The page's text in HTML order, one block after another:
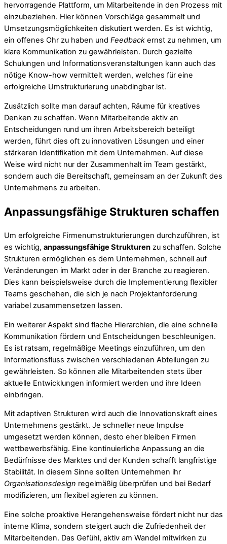
hervorragende Plattform, um Mitarbeitende in den Prozess mit
einzubeziehen. Hier können Vorschläge gesammelt und
Umsetzungsmöglichkeiten diskutiert werden. Es ist wichtig,
ein offenes Ohr zu haben und Feedback ernst zu nehmen, um
klare Kommunikation zu gewährleisten. Durch gezielte
Schulungen und Informationsveranstaltungen kann auch das
nötige Know-how vermittelt werden, welches für eine
erfolgreiche Umstrukturierung unabdingbar ist.
Zusätzlich sollte man darauf achten, Räume für kreatives
Denken zu schaffen. Wenn Mitarbeitende aktiv an
Entscheidungen rund um ihren Arbeitsbereich beteiligt
werden, führt dies oft zu innovativen Lösungen und einer
stärkeren Identifikation mit dem Unternehmen. Auf diese
Weise wird nicht nur der Zusammenhalt im Team gestärkt,
sondern auch die Bereitschaft, gemeinsam an der Zukunft des
Unternehmens zu arbeiten.
Anpassungsfähige Strukturen schaffen
Um erfolgreiche Firmenumstrukturierungen durchzuführen, ist
es wichtig, anpassungsfähige Strukturen zu schaffen. Solche
Strukturen ermöglichen es dem Unternehmen, schnell auf
Veränderungen im Markt oder in der Branche zu reagieren.
Dies kann beispielsweise durch die Implementierung flexibler
Teams geschehen, die sich je nach Projektanforderung
variabel zusammensetzen lassen.
Ein weiterer Aspekt sind flache Hierarchien, die eine schnelle
Kommunikation fördern und Entscheidungen beschleunigen.
Es ist ratsam, regelmäßige Meetings einzuführen, um den
Informationsfluss zwischen verschiedenen Abteilungen zu
gewährleisten. So können alle Mitarbeitenden stets über
aktuelle Entwicklungen informiert werden und ihre Ideen
einbringen.
Mit adaptiven Strukturen wird auch die Innovationskraft eines
Unternehmens gestärkt. Je schneller neue Impulse
umgesetzt werden können, desto eher bleiben Firmen
wettbewerbsfähig. Eine kontinuierliche Anpassung an die
Bedürfnisse des Marktes und der Kunden schafft langfristige
Stabilität. In diesem Sinne sollten Unternehmen ihr
Organisationsdesign regelmäßig überprüfen und bei Bedarf
modifizieren, um flexibel agieren zu können.
Eine solche proaktive Herangehensweise fördert nicht nur das
interne Klima, sondern steigert auch die Zufriedenheit der
Mitarbeitenden. Das Gefühl, aktiv am Wandel mitwirken zu